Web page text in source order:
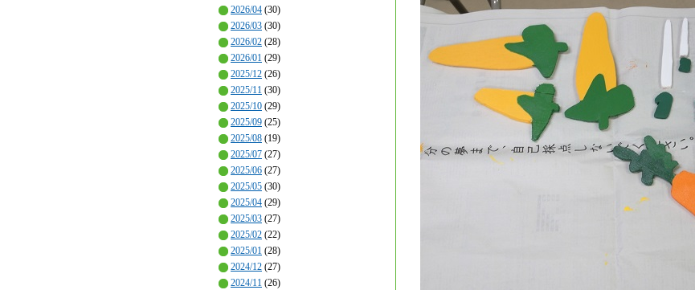
2026/04 (30)
2026/03 (30)
2026/02 (28)
2026/01 (29)
2025/12 (26)
2025/11 (30)
2025/10 (29)
2025/09 (25)
2025/08 (19)
2025/07 (27)
2025/06 (27)
2025/05 (30)
2025/04 (29)
2025/03 (27)
2025/02 (22)
2025/01 (28)
2024/12 (27)
2024/11 (26)